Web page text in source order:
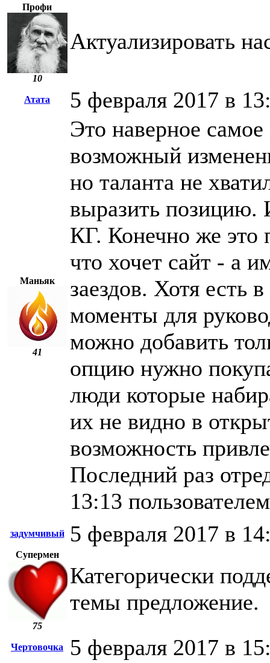
Профи
10
Актуализировать
Атата 5 февраля 2017 в
Маньяк
41
Это наверное
возможный
но таланта не
выразить позицию.
КГ. Конечно же это
что хочет сайт - а
заездов. Хотя есть
моменты для
можно добавить
опцию нужно
люди которые
их не видно в
возможность
Последний раз
13:13
задумчивый 5 февраля 2017 в
Супермен
75
Категорически
темы предложение.
Чертовочка 5 февраля 2017 в